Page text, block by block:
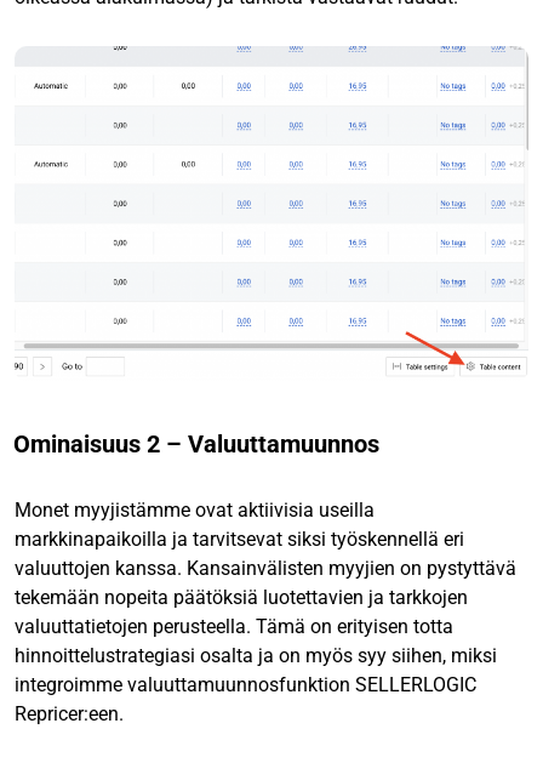
Ominaisuus 2 – Valuuttamuunnos
Monet myyjistämme ovat aktiivisia useilla
markkinapaikoilla ja tarvitsevat siksi työskennellä eri
valuuttojen kanssa. Kansainvälisten myyjien on pystyttävä
tekemään nopeita päätöksiä luotettavien ja tarkkojen
valuuttatietojen perusteella. Tämä on erityisen totta
hinnoittelustrategiasi osalta ja on myös syy siihen, miksi
integroimme valuuttamuunnosfunktion SELLERLOGIC
Repricer:een.